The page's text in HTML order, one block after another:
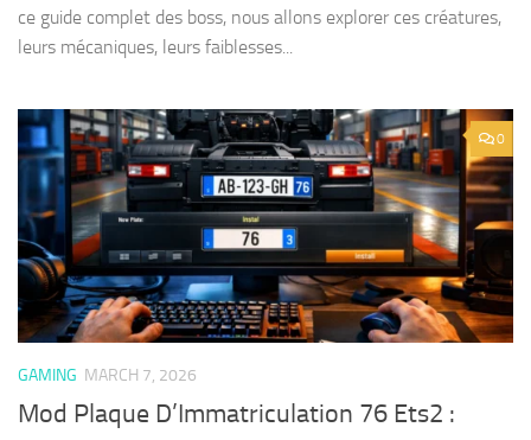
ce guide complet des boss, nous allons explorer ces créatures,
leurs mécaniques, leurs faiblesses...
0
GAMING MARCH 7, 2026
Mod Plaque D’Immatriculation 76 Ets2 :